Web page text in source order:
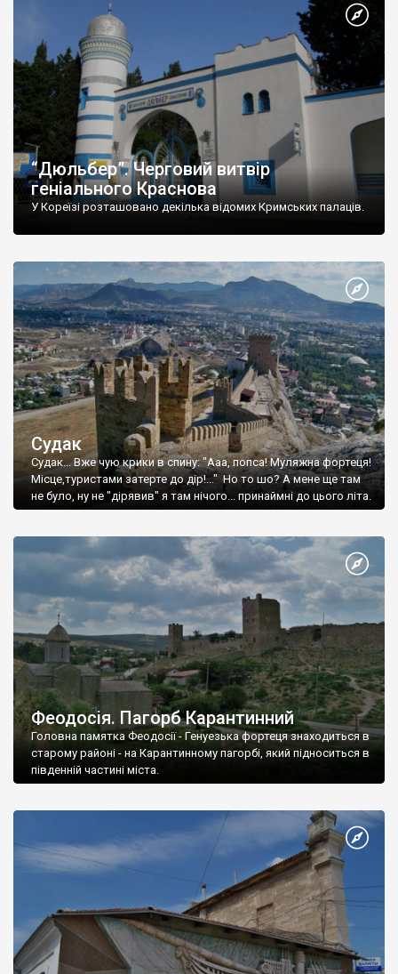
“Дюльбер”. Черговий витвір
геніального Краснова
У Кореїзі розташовано декілька відомих Кримських палаців.
Судак
Судак... Вже чую крики в спину: "Ааа, попса! Муляжна фортеця!
Місце,туристами затерте до дір!..." Но то шо? А мене ще там
не було, ну не "дірявив" я там нічого... принаймні до цього літа.
Феодосія. Пагорб Карантинний
Головна памятка Феодосії - Генуезька фортеця знаходиться в
старому районі - на Карантинному пагорбі, який підноситься в
південній частині міста.